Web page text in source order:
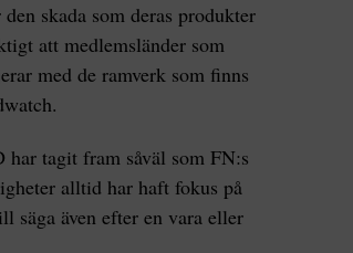
skada som deras produkter
att medlemsländer som
med de ramverk som finns
tagit fram såväl som FN:s
alltid har haft fokus på
säga även efter en vara eller